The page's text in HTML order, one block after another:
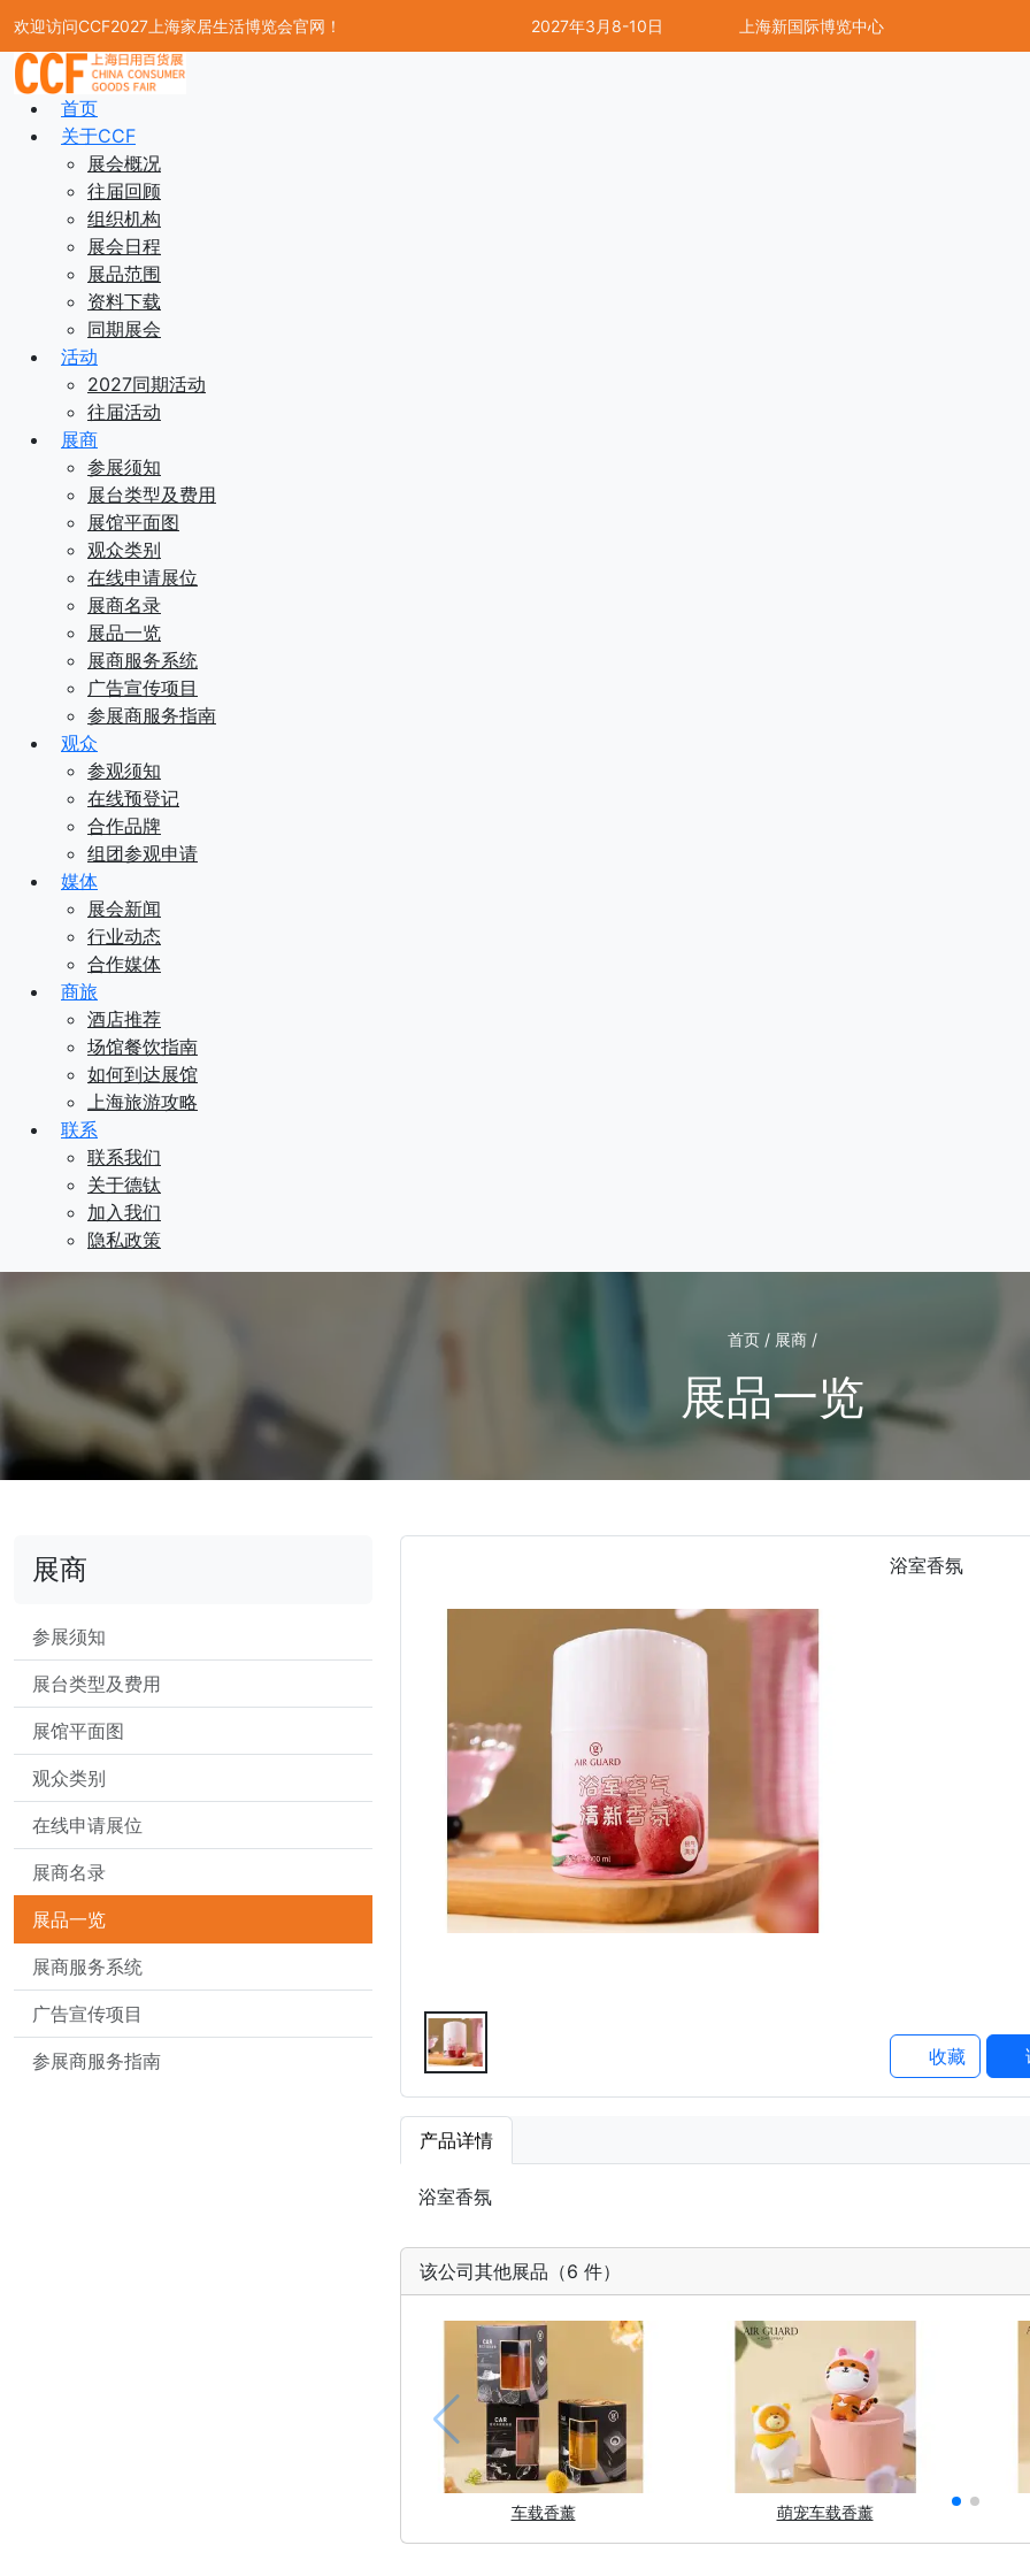
欢迎访问CCF2027上海家居生活博览会官网！ 2027年3月8-10日 上海新国际博览中心
首页
关于CCF
展会概况
往届回顾
组织机构
展会日程
展品范围
资料下载
同期展会
活动
2027同期活动
往届活动
展商
参展须知
展台类型及费用
展馆平面图
观众类别
在线申请展位
展商名录
展品一览
展商服务系统
广告宣传项目
参展商服务指南
观众
参观须知
在线预登记
合作品牌
组团参观申请
媒体
展会新闻
行业动态
合作媒体
商旅
酒店推荐
场馆餐饮指南
如何到达展馆
上海旅游攻略
联系
联系我们
关于德钛
加入我们
隐私政策
首页 / 展商 /
展品一览
展商
参展须知
展台类型及费用
展馆平面图
观众类别
在线申请展位
展商名录
展品一览
展商服务系统
广告宣传项目
参展商服务指南
浴室香氛
收藏
产品详情
浴室香氛
该公司其他展品（6 件）
车载香薰 萌宠车载香薰